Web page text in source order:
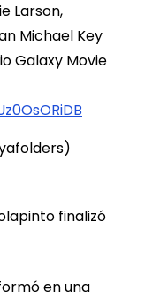
Larson,
Michael Key
Galaxy Movie
finalizó
en una